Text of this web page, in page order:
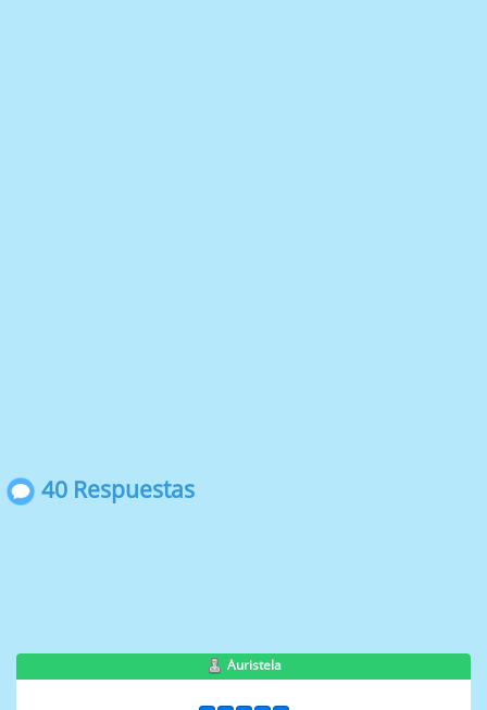
40 Respuestas
Auristela